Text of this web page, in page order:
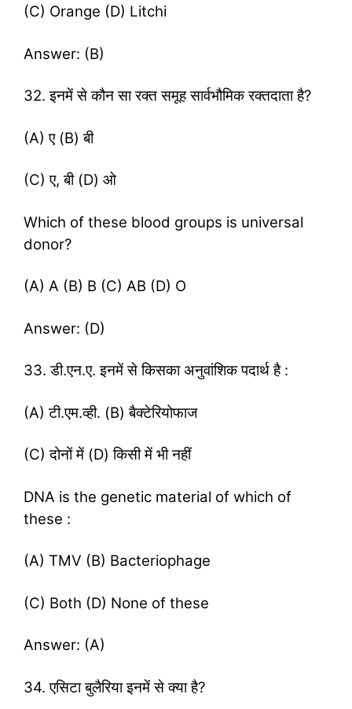
(C) Orange (D) Litchi
Answer: (B)
32. इनमें से कौन सा रक्त समूह सार्वभौमिक रक्तदाता है?
(A) ए (B) बी
(C) ए, बी (D) ओ
Which of these blood groups is universal
donor?
(A) A (B) B (C) AB (D) O
Answer: (D)
33. डी.एन.ए. इनमें से किसका अनुवांशिक पदार्थ है :
(A) टी.एम.व्ही. (B) बैक्टेरियोफाज
(C) दोनों में (D) किसी में भी नहीं
DNA is the genetic material of which of
these :
(A) TMV (B) Bacteriophage
(C) Both (D) None of these
Answer: (A)
34. एसिटा बुलैरिया इनमें से क्या है?